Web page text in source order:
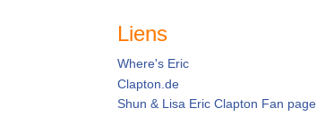
Liens
Where's Eric
Clapton.de
Shun & Lisa Eric Clapton Fan page